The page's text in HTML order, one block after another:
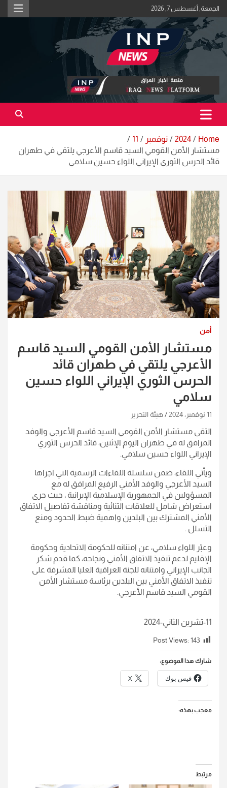
Skip
to
content
الجمعة, أغسطس 7, 2026
منصة اخبار العراق
اكبر منصة خبرية في العراق | #الحقيقة_اولاً
Home
2024 نوفمبر
11
مستشار الأمن القومي السيد قاسم الأعرجي يلتقي في طهران
قائد الحرس الثوري الإيراني اللواء حسين سلامي
أمن
مستشار الأمن القومي السيد قاسم
الأعرجي يلتقي في طهران قائد
الحرس الثوري الإيراني اللواء حسين
سلامي
11 نوفمبر، 2024 هيئة التحرير
التقى مستشار الأمن القومي السيد قاسم الأعرجي والوفد
المرافق له في طهران اليوم الإثنين، قائد الحرس الثوري
الإيراني اللواء حسين سلامي.
ويأتي اللقاء، ضمن سلسلة اللقاءات الرسمية التي اجراها
السيد الأعرجي والوفد الأمني الرفيع المرافق له مع
المسؤولين في الجمهورية الإسلامية الإيرانية ، حيث جرى
استعراض شامل للعلاقات الثنائية ومناقشة تفاصيل الاتفاق
الأمني المشترك بين البلدين واهمية ضبط الحدود ومنع
التسلل .
وعبّر اللواء سلامي، عن امتنانه للحكومة الاتحادية وحكومة
الإقليم لدعم تنفيذ الاتفاق الأمني ونجاحه، كما قدم شكر
الجانب الإيراني وامتنانه للجنة العراقية العليا المشرفة على
تنفيذ الاتفاق الأمني بين البلدين برئاسة مستشار الأمن
القومي السيد قاسم الأعرجي.
11-تشرين الثاني-2024
Post Views: 143
شارك هذا الموضوع:
فيس بوك X
معجب بهذه:
مرتبط